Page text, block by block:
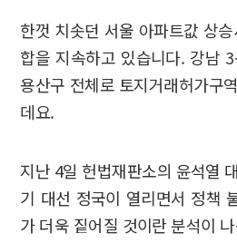
한껏 치솟던 서울 아파트값 상
합을 지속하고 있습니다. 강남 3
용산구 전체로 토지거래허가구
데요.
지난 4일 헌법재판소의 윤석열
기 대선 정국이 열리면서 정책
가 더욱 짙어질 것이란 분석이